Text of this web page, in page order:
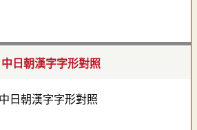
中日朝漢字字形對照